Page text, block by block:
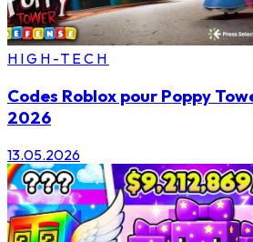
HIGH-TECH
Codes Roblox pour Poppy
2026
13.05.2026